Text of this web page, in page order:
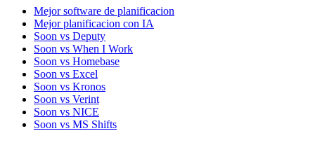
Mejor software de planificacion
Mejor planificacion con IA
Soon vs Deputy
Soon vs When I Work
Soon vs Homebase
Soon vs Excel
Soon vs Kronos
Soon vs Verint
Soon vs NICE
Soon vs MS Shifts